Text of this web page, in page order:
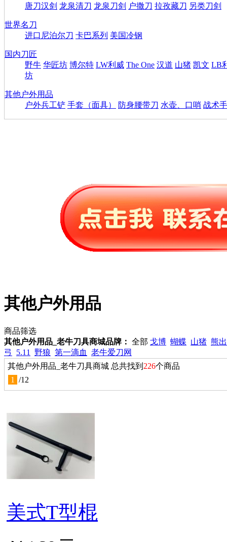
唐刀汉剑 龙泉清刀 龙泉刀剑 户撒刀 拉孜藏刀 另类刀剑
世界名刀
进口尼泊尔刀 卡巴系列 美国冷钢
国内刀匠
野牛 华匠坊 博尔特 LW利威 The One 汉道 山猪 凯文 LB
坊
其他户外用品
户外兵工铲 手套（面具） 防身腰带刀 水壶、口哨 战术
其他户外用品
商品筛选
其他户外用品_老牛刀具商城品牌： 全部 戈博 蝴蝶 山猪 熊
弓
5.11 野狼 第一滴血
老牛爱刀网
其他户外用品_老牛刀具商城 总共找到 226个商品
1
/12
美式T型棍